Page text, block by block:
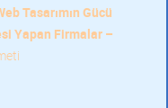
Tasarımın Gücü
Yapan Firmalar –